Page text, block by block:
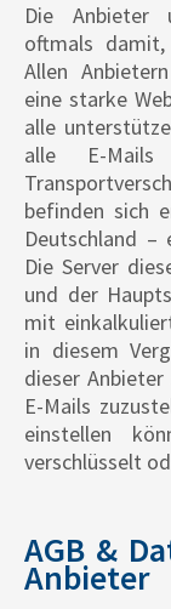
Die Anbieter
oftmals
Allen
eine starke
alle
alle E-
befinden sich
Deutschland –
Die Server
und der
mit
in diesem
dieser
E-Mails
einstellen
verschlüsselt
AGB &
Anbieter